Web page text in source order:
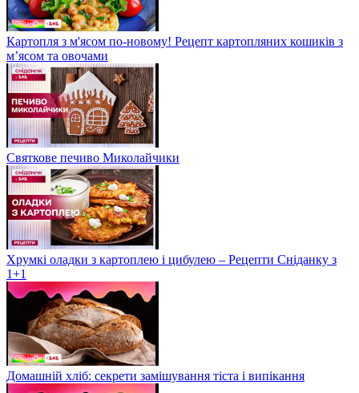
Картопля з м'ясом по-новому! Рецепт картопляних кошиків з
м’ясом та овочами
Святкове печиво Миколайчики
Хрумкі оладки з картоплею і цибулею – Рецепти Сніданку з
1+1
Домашній хліб: секрети замішування тіста і випікання